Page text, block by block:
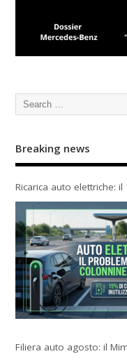
Breaking news
Ricarica auto elettriche:
Filiera auto agosto: il